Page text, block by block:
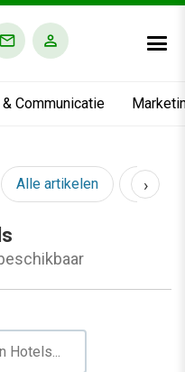
Communicatie
Alle artikelen AI &
›